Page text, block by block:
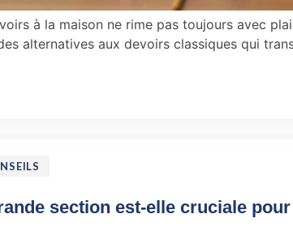
à la maison ne rime pas toujours avec
alternatives aux devoirs classiques qui
section est-elle cruciale pour